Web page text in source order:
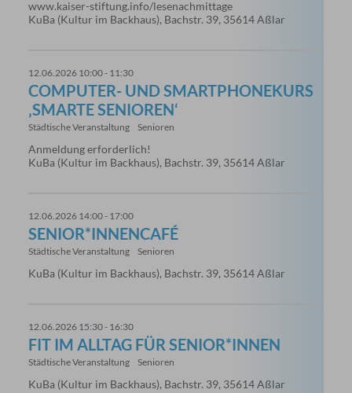
www.kaiser-stiftung.info/lesenachmittage
KuBa (Kultur im Backhaus), Bachstr. 39, 35614 Aßlar
12.06.2026 10:00 - 11:30
COMPUTER- UND SMARTPHONEKURS
‚SMARTE SENIOREN‘
Städtische Veranstaltung Senioren
Anmeldung erforderlich!
KuBa (Kultur im Backhaus), Bachstr. 39, 35614 Aßlar
12.06.2026 14:00 - 17:00
SENIOR*INNENCAFÉ
Städtische Veranstaltung Senioren
KuBa (Kultur im Backhaus), Bachstr. 39, 35614 Aßlar
12.06.2026 15:30 - 16:30
FIT IM ALLTAG FÜR SENIOR*INNEN
Städtische Veranstaltung Senioren
KuBa (Kultur im Backhaus), Bachstr. 39, 35614 Aßlar